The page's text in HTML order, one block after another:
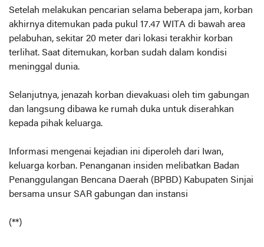
Setelah melakukan pencarian selama beberapa jam, korban
akhirnya ditemukan pada pukul 17.47 WITA di bawah area
pelabuhan, sekitar 20 meter dari lokasi terakhir korban
terlihat. Saat ditemukan, korban sudah dalam kondisi
meninggal dunia.
Selanjutnya, jenazah korban dievakuasi oleh tim gabungan
dan langsung dibawa ke rumah duka untuk diserahkan
kepada pihak keluarga.
Informasi mengenai kejadian ini diperoleh dari Iwan,
keluarga korban. Penanganan insiden melibatkan Badan
Penanggulangan Bencana Daerah (BPBD) Kabupaten Sinjai
bersama unsur SAR gabungan dan instansi
(**)